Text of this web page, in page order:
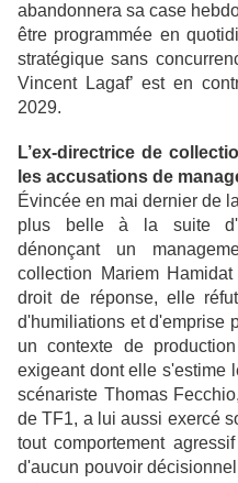
abandonnera sa case
être programmée en
stratégique sans
Vincent Lagaf’ est en
2029.
L’ex-directrice de
les accusations de
Évincée en mai dernier de
plus belle à la suite
dénonçant un
collection Mariem
droit de réponse, elle
d'humiliations et d'emprise
un contexte de
exigeant dont elle s'estime
scénariste Thomas
de TF1, a lui aussi exercé
tout comportement
d'aucun pouvoir